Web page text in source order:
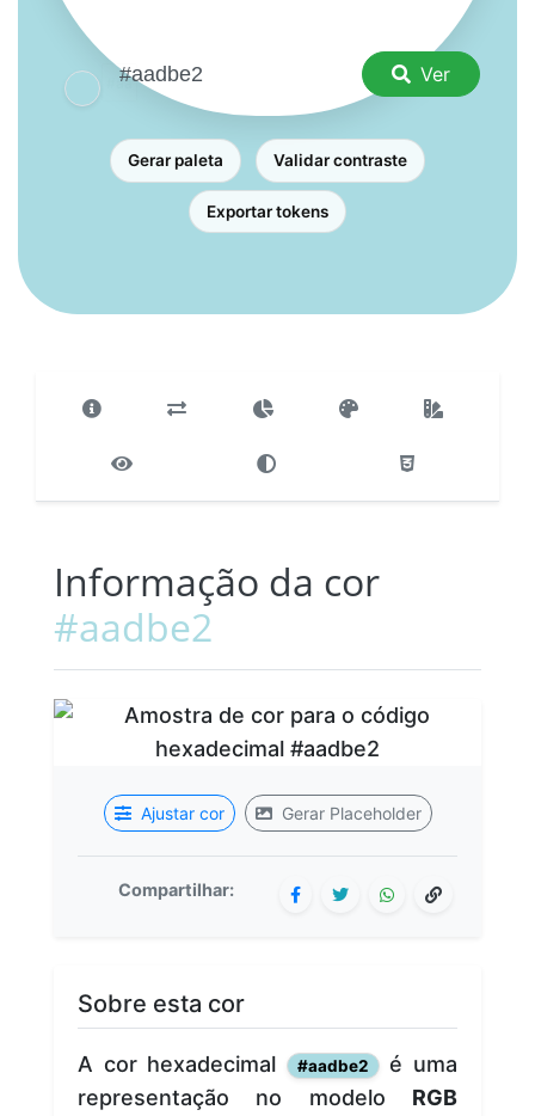
Ver
Gerar paleta Validar contraste
Exportar tokens
Informação da cor
#aadbe2
Ajustar cor Gerar Placeholder
Compartilhar:
Sobre esta cor
A cor hexadecimal #aadbe2
é uma
representação no modelo RGB